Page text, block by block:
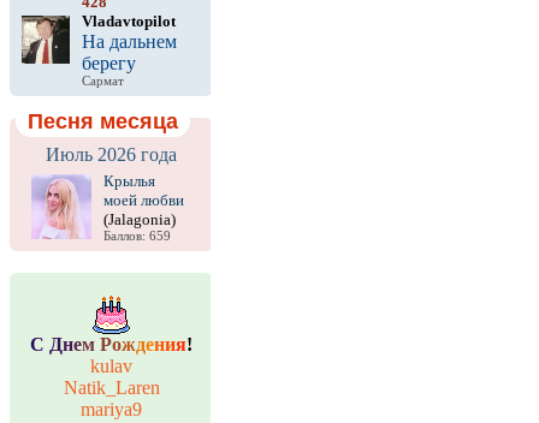
Vladavtopilot
На дальнем
берегу
Сармат
Песня месяца
Июль 2026 года
Крылья
моей любви
(Jalagonia)
Баллов: 659
С Днем Рождения!
kulav
Natik_Laren
mariya9